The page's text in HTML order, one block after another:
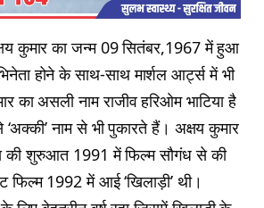
कुमार का जन्म 09 सितंबर,1967 में हुआ
होने के साथ-साथ मार्शल आर्ट्स में भी
का असली नाम राजीव हरिओम भाटिया है
नाम से भी पुकारते हैं। अक्षय कुमार
की शुरुआत 1991 में फिल्म सौगंध से की
फिल्म 1992 में आई ‘खिलाड़ी’ थी।